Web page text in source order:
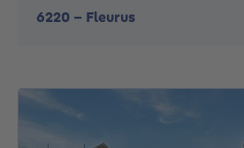
6220 - Fleurus